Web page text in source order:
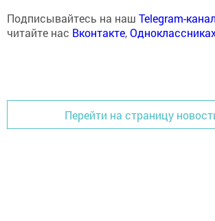
Подписывайтесь на наш Telegram-канал
читайте нас Вконтакте,
Перейти на страницу